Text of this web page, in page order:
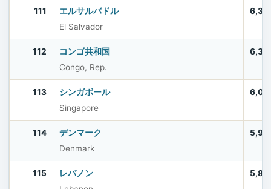
111
エルサルバドル
El Salvador
112
コンゴ共和国
Congo, Rep.
113
シンガポール
Singapore
114
デンマーク
Denmark
115
レバノン